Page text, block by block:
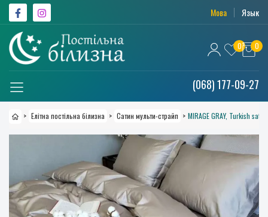
Мова Язык
0 0
(068) 177-09-27
> Елітна постільна білизна > Сатин мульти-страйп > MIRAGE GRAY, Turkish satin